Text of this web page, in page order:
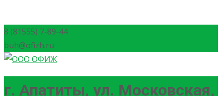
8 (81555) 7-89-44
buh@ofizh.ru
г. Апатиты, ул. Московская,